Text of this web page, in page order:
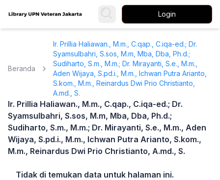
Login
Beranda
Ir. Prillia Haliawan., M.m., C.qap., C.iqa-ed.; Dr.
Syamsulbahri, S.sos, M.m, Mba, Dba, Ph.d.;
Sudiharto, S.m., M.m.; Dr. Mirayanti, S.e., M.m.,
Aden Wijaya, S.pd.i., M.m., Ichwan Putra Arianto,
S.kom., M.m., Reinardus Dwi Prio Christianto,
A.md., S.
Ir. Prillia Haliawan., M.m., C.qap., C.iqa-ed.; Dr.
Syamsulbahri, S.sos, M.m, Mba, Dba, Ph.d.;
Sudiharto, S.m., M.m.; Dr. Mirayanti, S.e., M.m., Aden
Wijaya, S.pd.i., M.m., Ichwan Putra Arianto, S.kom.,
M.m., Reinardus Dwi Prio Christianto, A.md., S.
Tidak di temukan data untuk halaman ini.